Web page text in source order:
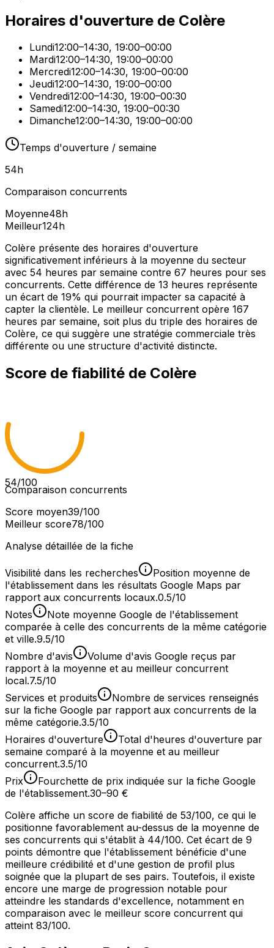
Horaires d'ouverture de Colère
Lundi12:00–14:30, 19:00–00:00
Mardi12:00–14:30, 19:00–00:00
Mercredi12:00–14:30, 19:00–00:00
Jeudi12:00–14:30, 19:00–00:00
Vendredi12:00–14:30, 19:00–00:30
Samedi12:00–14:30, 19:00–00:30
Dimanche12:00–14:30, 19:00–00:00
Temps d'ouverture / semaine
54h
Comparaison concurrents
Moyenne48h
Meilleur124h
Colère présente des horaires d'ouverture
significativement inférieurs à la moyenne du secteur
avec 54 heures par semaine contre 67 heures pour ses
concurrents. Cette différence de 13 heures représente
un écart de 19% qui pourrait impacter sa capacité à
capter la clientèle. Le meilleur concurrent opère 167
heures par semaine, soit plus du triple des horaires de
Colère, ce qui suggère une stratégie commerciale très
différente ou une structure d'activité distincte.
Score de fiabilité de Colère
54/100
Comparaison concurrents
Score moyen39/100
Meilleur score78/100
Analyse détaillée de la fiche
Visibilité dans les recherches
Position moyenne de
l'établissement dans les résultats Google Maps par
rapport aux concurrents locaux.0.5/10
Notes
Note moyenne Google de l'établissement
comparée à celle des concurrents de la même catégorie
et ville.9.5/10
Nombre d'avis
Volume d'avis Google reçus par
rapport à la moyenne et au meilleur concurrent
local.7.5/10
Services et produits
Nombre de services renseignés
sur la fiche Google par rapport aux concurrents de la
même catégorie.3.5/10
Horaires d'ouverture
Total d'heures d'ouverture par
semaine comparé à la moyenne et au meilleur
concurrent.3.5/10
Prix
Fourchette de prix indiquée sur la fiche Google
de l'établissement.30–90 €
Colère affiche un score de fiabilité de 53/100, ce qui le
positionne favorablement au-dessus de la moyenne de
ses concurrents qui s'établit à 44/100. Cet écart de 9
points démontre que l'établissement bénéficie d'une
meilleure crédibilité et d'une gestion de profil plus
soignée que la plupart de ses pairs. Toutefois, il existe
encore une marge de progression notable pour
atteindre les standards d'excellence, notamment en
comparaison avec le meilleur score concurrent qui
atteint 83/100.